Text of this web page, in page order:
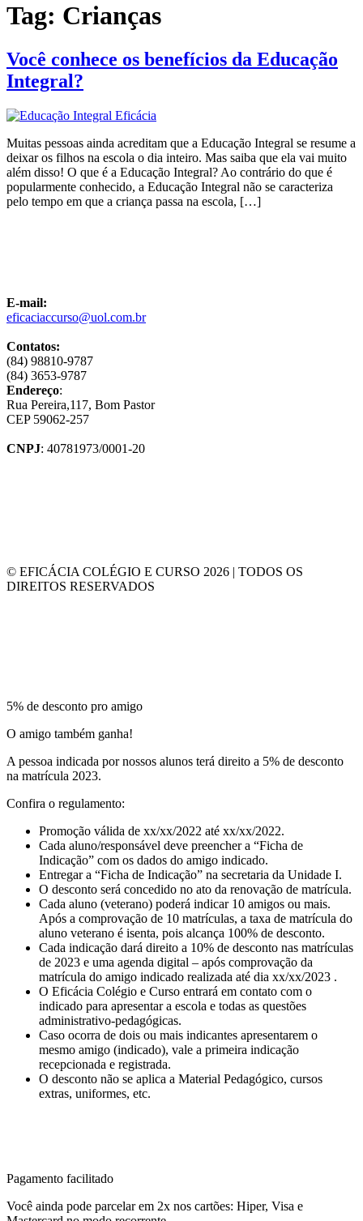
Tag: Crianças
Você conhece os benefícios da Educação
Integral?
Muitas pessoas ainda acreditam que a Educação Integral se resume a
deixar os filhos na escola o dia inteiro. Mas saiba que ela vai muito
além disso! O que é a Educação Integral? Ao contrário do que é
popularmente conhecido, a Educação Integral não se caracteriza
pelo tempo em que a criança passa na escola, […]
E-mail:
eficaciaccurso@uol.com.br
Contatos:
(84) 98810-9787
(84) 3653-9787
Endereço:
Rua Pereira,117, Bom Pastor
CEP 59062-257
CNPJ: 40781973/0001-20
© EFICÁCIA COLÉGIO E CURSO 2026 | TODOS OS
DIREITOS RESERVADOS
5% de desconto pro amigo
O amigo também ganha!
A pessoa indicada por nossos alunos terá direito a 5% de desconto
na matrícula 2023.
Confira o regulamento:
Promoção válida de xx/xx/2022 até xx/xx/2022.
Cada aluno/responsável deve preencher a “Ficha de
Indicação” com os dados do amigo indicado.
Entregar a “Ficha de Indicação” na secretaria da Unidade I.
O desconto será concedido no ato da renovação de matrícula.
Cada aluno (veterano) poderá indicar 10 amigos ou mais.
Após a comprovação de 10 matrículas, a taxa de matrícula do
aluno veterano é isenta, pois alcança 100% de desconto.
Cada indicação dará direito a 10% de desconto nas matrículas
de 2023 e uma agenda digital – após comprovação da
matrícula do amigo indicado realizada até dia xx/xx/2023 .
O Eficácia Colégio e Curso entrará em contato com o
indicado para apresentar a escola e todas as questões
administrativo-pedagógicas.
Caso ocorra de dois ou mais indicantes apresentarem o
mesmo amigo (indicado), vale a primeira indicação
recepcionada e registrada.
O desconto não se aplica a Material Pedagógico, cursos
extras, uniformes, etc.
Pagamento facilitado
Você ainda pode parcelar em 2x nos cartões: Hiper, Visa e